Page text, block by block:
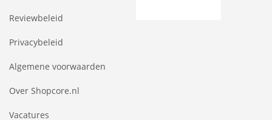
Reviewbeleid
Privacybeleid
Algemene voorwaarden
Over Shopcore.nl
Vacatures